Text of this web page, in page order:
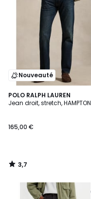
Nouveauté
POLO RALPH LAUREN
Jean droit, stretch, HAMPTON
165,00 €
3,7
/ 5
3,7
/